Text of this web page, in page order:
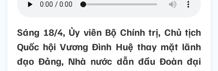
Sáng 18/4, Ủy viên Bộ Chính trị, Chủ tịch
Quốc hội Vương Đình Huệ thay mặt lãnh
đạo Đảng, Nhà nước dẫn đầu Đoàn đại